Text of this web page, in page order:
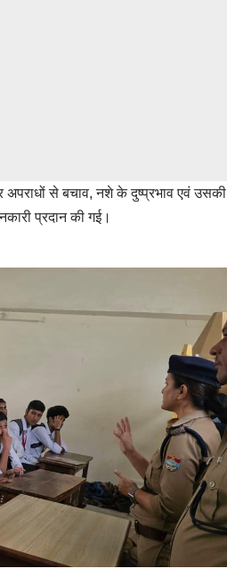
अपराधों से बचाव, नशे के दुष्प्रभाव एवं उसकी
प्रदान की गई।